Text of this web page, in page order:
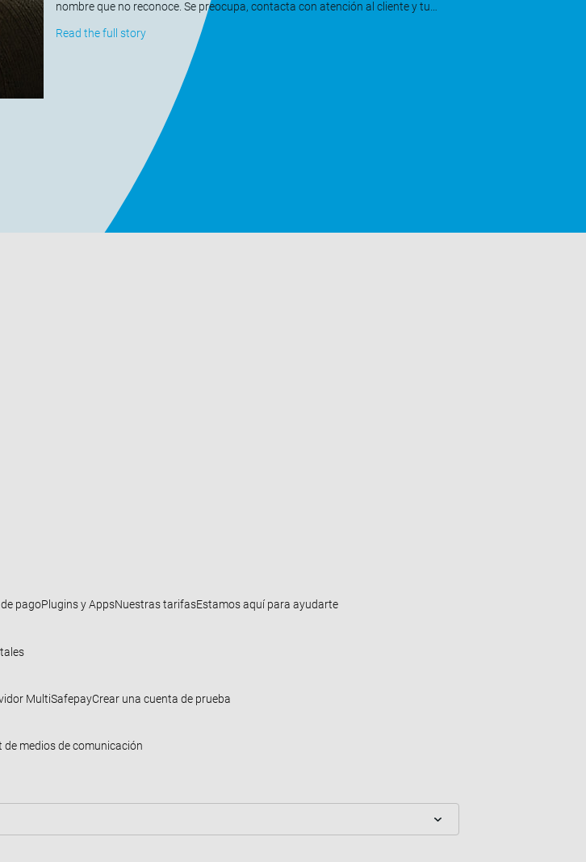
nombre que no reconoce. Se preocupa, contacta con atención al cliente y tu…
Read the full story
pagoPlugins y AppsNuestras tarifasEstamos aquí para ayudarte
MultiSafepayCrear una cuenta de prueba
de medios de comunicación